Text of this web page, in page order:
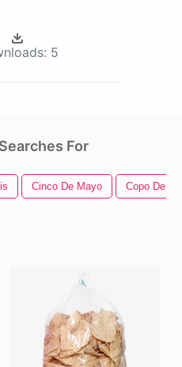
5
For
Cinco De Mayo Copo De